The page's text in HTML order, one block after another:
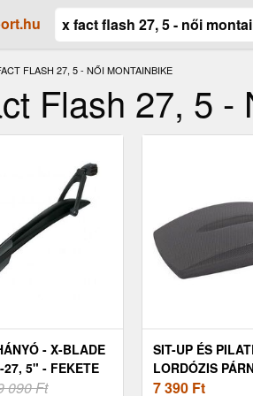
FLASH 27, 5 - NŐI MONTAINBIKE
Flash 27, 5 -
- X-BLADE
5" - FEKETE
090 Ft
SIT-UP ÉS
LORDÓZIS
27 X 7, 5 CM -
7 390 Ft